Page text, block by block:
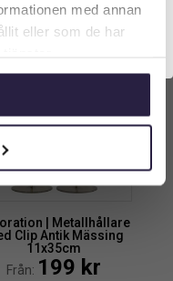
med annan
eller som de har
| Metallhållare
Clip Antik Mässing
11x35cm
Från: 199 kr